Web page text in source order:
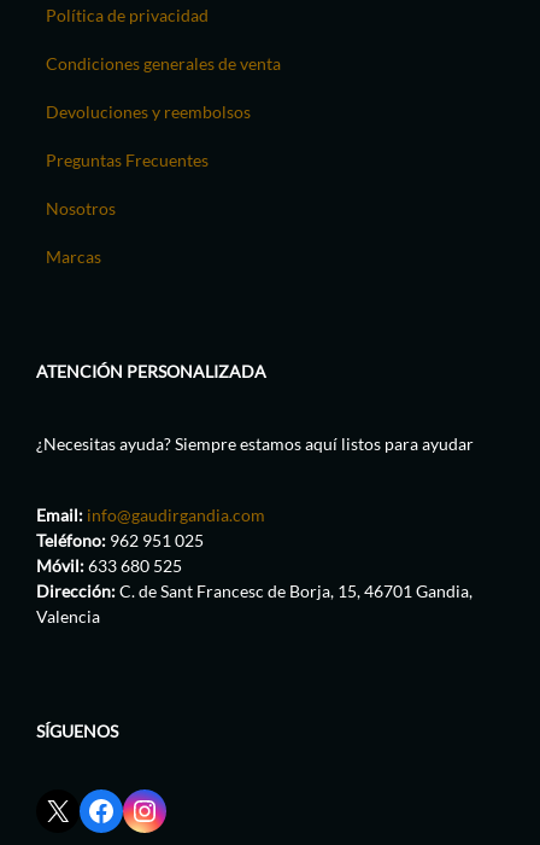
Política de privacidad
Condiciones generales de venta
Devoluciones y reembolsos
Preguntas Frecuentes
Nosotros
Marcas
ATENCIÓN PERSONALIZADA
¿Necesitas ayuda? Siempre estamos aquí listos para ayudar
Email: info@gaudirgandia.com
Teléfono: 962 951 025
Móvil:633 680 525
Dirección:C. de Sant Francesc de Borja, 15, 46701 Gandia,
Valencia
SÍGUENOS
Enlace
red
Enlace
de
Enlace